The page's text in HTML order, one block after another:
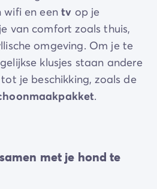
wifi en eentv op je
van comfort zoals thuis,
omgeving. Om je te
klusjes staan andere
je beschikking, zoals de
.
met je hond te